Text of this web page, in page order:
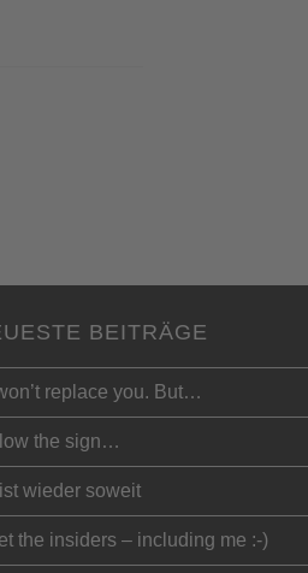
BEITRÄGE
replace you. But…
the sign…
wieder soweit
the insiders – including me :-)